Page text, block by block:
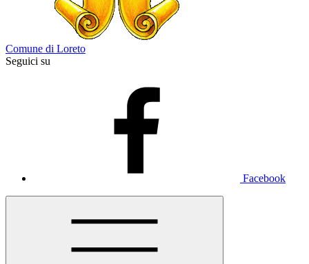
Comune di Loreto
Seguici su
Facebook